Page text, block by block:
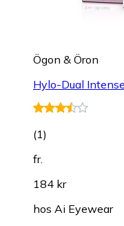
Ögon & Öron
Hylo-Dual
(1)
fr.
184 kr
hos Ai Eyewear